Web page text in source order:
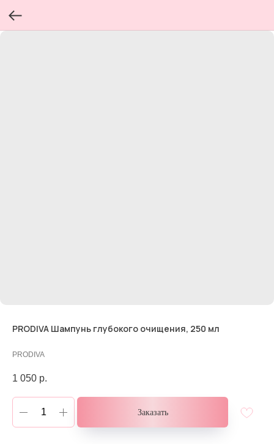
PRODIVA Шампунь глубокого очищения, 250 мл
PRODIVA
1 050 р.
Заказать